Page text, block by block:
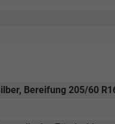
Bereifung 205/60